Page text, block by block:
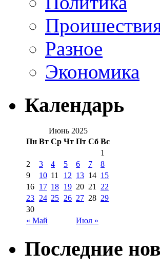
Разное
Экономика
Календарь
Июнь 2025
Пн Вт Ср Чт Пт Сб Вс
« Май Июл »
1
2
3 4 5 6 7
8
9
10 11 12 13 14 15
16 17 18 19 20 21 22
23 24 25 26 27 28 29
30
Последние